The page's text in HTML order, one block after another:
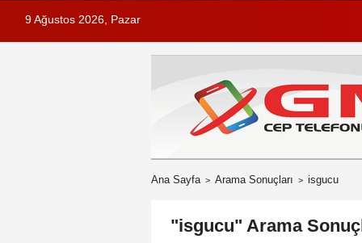
9 Ağustos 2026, Pazar
Ana Sayfa Arama Sonuçları isgucu
"isgucu" Arama